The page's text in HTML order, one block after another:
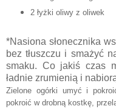
2 łyżki oliwy z oliwek
*Nasiona słonecznika
bez tłuszczu i smażyć
smaku. Co jakiś czas
ładnie zrumienią i
Zielone ogórki umyć i
pokroić w drobną kostkę,